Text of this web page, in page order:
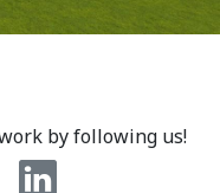
by following us!